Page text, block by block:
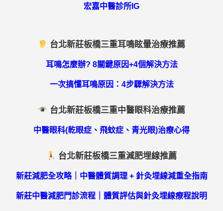
宏嘉中醫診所IG
台北新莊板橋三重耳鳴眩暈治療推薦
耳鳴怎麼辦? 8關鍵原因+4個解決方法
一次搞懂耳鳴原因：4步驟解決方法
台北新莊板橋三重中醫眼科治療推薦
中醫眼科(乾眼症、飛蚊症、青光眼)治療心得
台北新莊板橋三重減肥埋線推薦
新莊減肥全攻略｜中醫體質調理 + 針灸埋線減重全指南
新莊中醫減肥門診流程｜體質評估與針灸埋線療程說明